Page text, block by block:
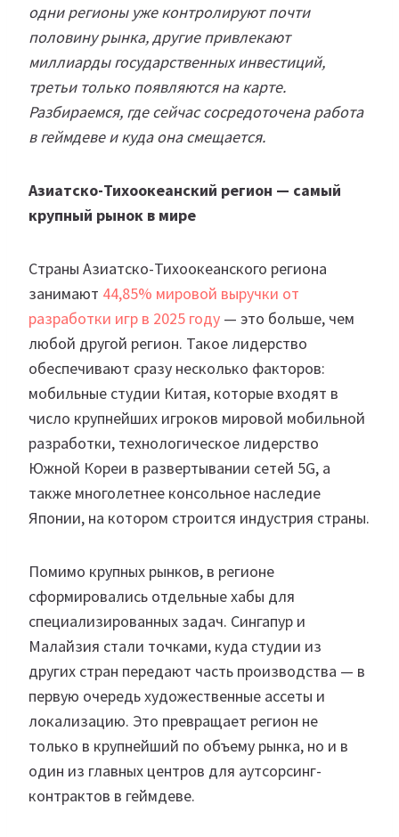
одни регионы уже контролируют почти
половину рынка, другие привлекают
миллиарды государственных инвестиций,
третьи только появляются на карте.
Разбираемся, где сейчас сосредоточена работа
в геймдеве и куда она смещается.
Азиатско-Тихоокеанский регион — самый
крупный рынок в мире
Страны Азиатско-Тихоокеанского региона
занимают 44,85% мировой выручки от
разработки игр в 2025 году — это больше, чем
любой другой регион. Такое лидерство
обеспечивают сразу несколько факторов:
мобильные студии Китая, которые входят в
число крупнейших игроков мировой мобильной
разработки, технологическое лидерство
Южной Кореи в развертывании сетей 5G, а
также многолетнее консольное наследие
Японии, на котором строится индустрия страны.
Помимо крупных рынков, в регионе
сформировались отдельные хабы для
специализированных задач. Сингапур и
Малайзия стали точками, куда студии из
других стран передают часть производства — в
первую очередь художественные ассеты и
локализацию. Это превращает регион не
только в крупнейший по объему рынка, но и в
один из главных центров для аутсорсинг-
контрактов в геймдеве.